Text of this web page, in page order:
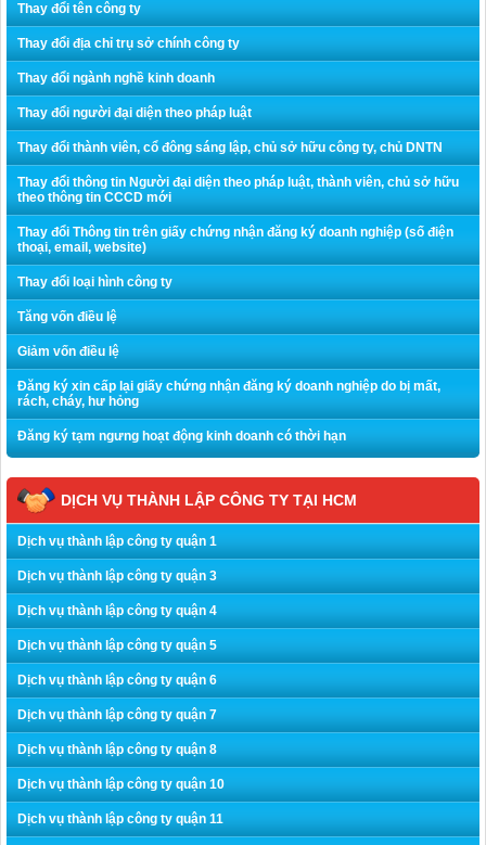
Thay đổi tên công ty
Thay đổi địa chỉ trụ sở chính công ty
Thay đổi ngành nghề kinh doanh
Thay đổi người đại diện theo pháp luật
Thay đổi thành viên, cổ đông sáng lập, chủ sở hữu công ty, chủ DNTN
Thay đổi thông tin Người đại diện theo pháp luật, thành viên, chủ sở hữu
theo thông tin CCCD mới
Thay đổi Thông tin trên giấy chứng nhận đăng ký doanh nghiệp (số điện
thoại, email, website)
Thay đổi loại hình công ty
Tăng vốn điều lệ
Giảm vốn điều lệ
Đăng ký xin cấp lại giấy chứng nhận đăng ký doanh nghiệp do bị mất,
rách, cháy, hư hỏng
Đăng ký tạm ngưng hoạt động kinh doanh có thời hạn
DỊCH VỤ THÀNH LẬP CÔNG TY TẠI HCM
Dịch vụ thành lập công ty quận 1
Dịch vụ thành lập công ty quận 3
Dịch vụ thành lập công ty quận 4
Dịch vụ thành lập công ty quận 5
Dịch vụ thành lập công ty quận 6
Dịch vụ thành lập công ty quận 7
Dịch vụ thành lập công ty quận 8
Dịch vụ thành lập công ty quận 10
Dịch vụ thành lập công ty quận 11